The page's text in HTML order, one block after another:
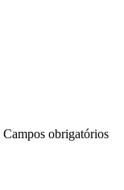
Campos obrigatórios